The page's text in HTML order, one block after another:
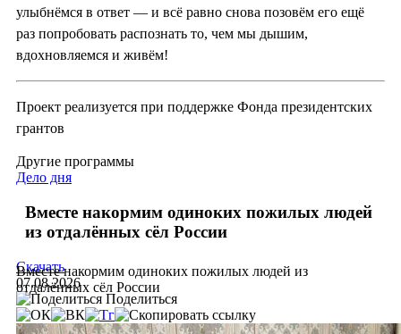
улыбнёмся в ответ — и всё равно снова позовём его ещё
раз попробовать распознать то, чем мы дышим,
вдохновляемся и живём!
Проект реализуется при поддержке Фонда президентских
грантов
Другие программы
Дело дня
Вместе накормим одиноких пожилых людей
из отдалённых сёл России
Вместе накормим одиноких пожилых людей из
отдалённых сёл России
Скачать
07.08.2026
Поделиться